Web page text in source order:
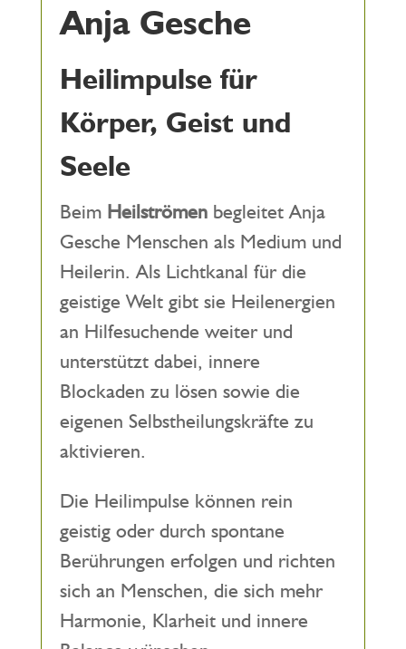
Anja Gesche
Heilimpulse für
Körper, Geist und
Seele
Beim Heilströmenbegleitet Anja
Gesche Menschen als Medium und
Heilerin. Als Lichtkanal für die
geistige Welt gibt sie Heilenergien
an Hilfesuchende weiter und
unterstützt dabei, innere
Blockaden zu lösen sowie die
eigenen Selbstheilungskräfte zu
aktivieren.
Die Heilimpulse können rein
geistig oder durch spontane
Berührungen erfolgen und richten
sich an Menschen, die sich mehr
Harmonie, Klarheit und innere